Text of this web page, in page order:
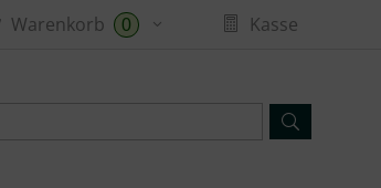
Warenkorb 0 Kasse